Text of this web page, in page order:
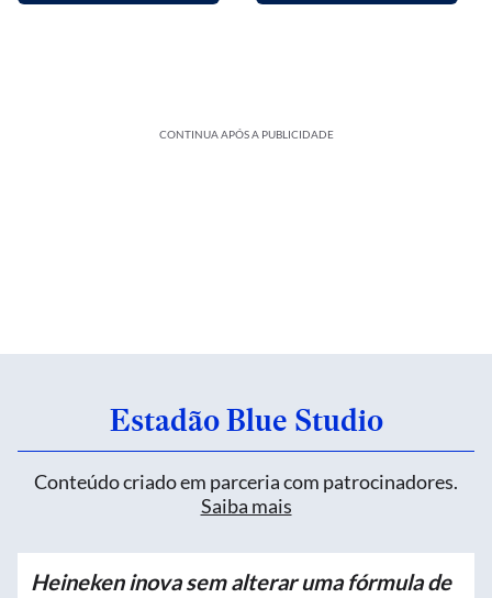
CONTINUA APÓS A PUBLICIDADE
Estadão Blue Studio
Conteúdo criado em parceria com patrocinadores.
Saiba mais
Heineken inova sem alterar uma fórmula de